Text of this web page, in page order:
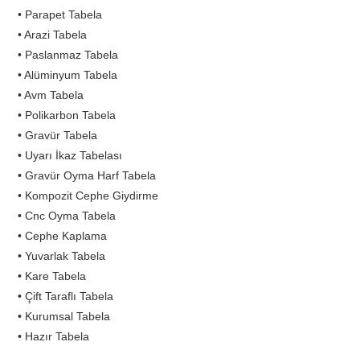
• Parapet Tabela
• Arazi Tabela
• Paslanmaz Tabela
• Alüminyum Tabela
• Avm Tabela
• Polikarbon Tabela
• Gravür Tabela
• Uyarı İkaz Tabelası
• Gravür Oyma Harf Tabela
• Kompozit Cephe Giydirme
• Cnc Oyma Tabela
• Cephe Kaplama
• Yuvarlak Tabela
• Kare Tabela
• Çift Taraflı Tabela
• Kurumsal Tabela
• Hazır Tabela